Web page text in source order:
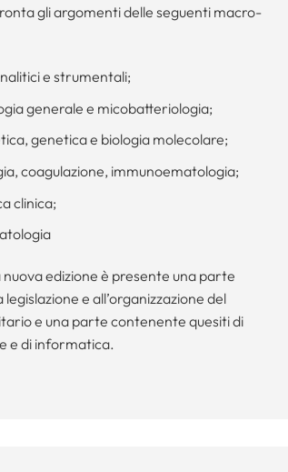
gli argomenti delle seguenti macro-
e strumentali;
generale e micobatteriologia;
genetica e biologia molecolare;
coagulazione, immunoematologia;
clinica;
edizione è presente una parte
e all’organizzazione del
e una parte contenente quesiti di
e di informatica.